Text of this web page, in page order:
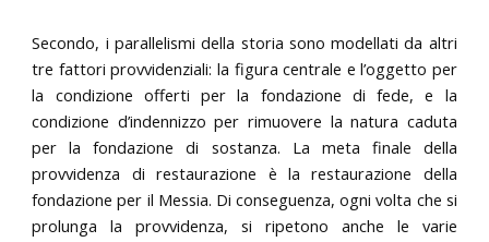
Secondo, i parallelismi della storia sono modellati da altri
tre fattori provvidenziali: la figura centrale e l’oggetto per
la condizione offerti per la fondazione di fede, e la
condizione d’indennizzo per rimuovere la natura caduta
per la fondazione di sostanza. La meta finale della
provvidenza di restaurazione è la restaurazione della
fondazione per il Messia. Di conseguenza, ogni volta che si
prolunga la provvidenza, si ripetono anche le varie